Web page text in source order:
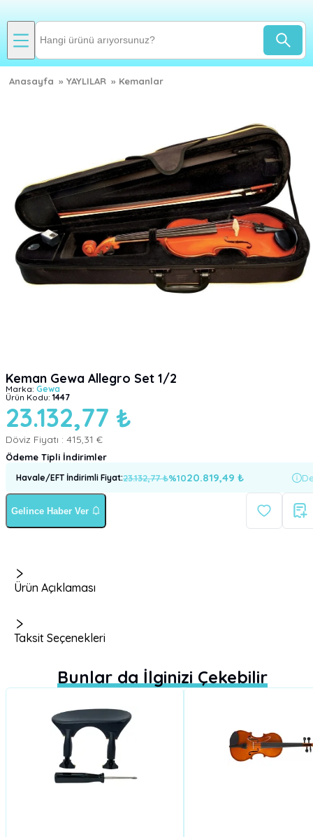
Anasayfa » YAYLILAR » Kemanlar
Keman Gewa Allegro Set 1/2
Marka: Gewa
Ürün Kodu: 1447
23.132,77 ₺
Döviz Fiyatı : 415,31 €
Ödeme Tipli İndirimler
Havale/EFT İndirimli Fiyat:23.132,77₺%1020.819,49 ₺
Gelince Haber Ver
Ürün Açıklaması
Taksit Seçenekleri
Bunlar da İlginizi Çekebilir